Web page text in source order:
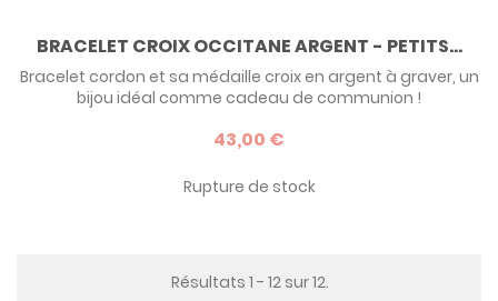
BRACELET CROIX OCCITANE ARGENT - PETITS...
Bracelet cordon et sa médaille croix en argent à graver, un
bijou idéal comme cadeau de communion !
43,00 €
Rupture de stock
Résultats 1 - 12 sur 12.